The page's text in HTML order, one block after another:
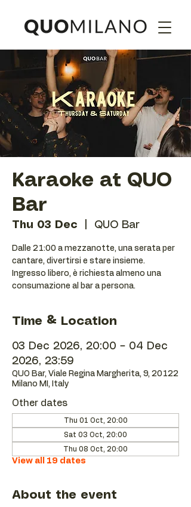
Karaoke at QUO
Bar
Thu 03 Dec QUO Bar
Dalle 21:00 a mezzanotte, una serata per
cantare, divertirsi e stare insieme.
Ingresso libero, è richiesta almeno una
consumazione al bar a persona.
Time & Location
03 Dec 2026, 20:00 – 04 Dec
2026, 23:59
QUO Bar, Viale Regina Margherita, 9, 20122
Milano MI, Italy
Other dates
Thu 01 Oct, 20:00
Sat 03 Oct, 20:00
Thu 08 Oct, 20:00
View all 19 dates
About the event